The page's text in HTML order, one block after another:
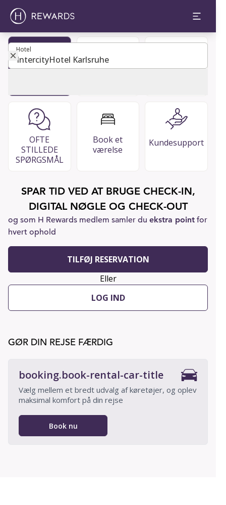
Hotel
Hotel
OFTE
STILLEDE
SPØRGSMÅL
Book et
værelse
Kundesupport
SPAR TID VED AT BRUGE CHECK-IN,
DIGITAL NØGLE OG CHECK-OUT
og som H Rewards medlem samler du ekstra point for
hvert ophold
TILFØJ RESERVATION
Eller
LOG IND
GØR DIN REJSE FÆRDIG
booking.book-rental-car-title
Vælg mellem et bredt udvalg af køretøjer, og oplev
maksimal komfort på din rejse
Book nu